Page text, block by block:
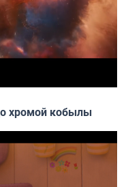
хромой кобылы